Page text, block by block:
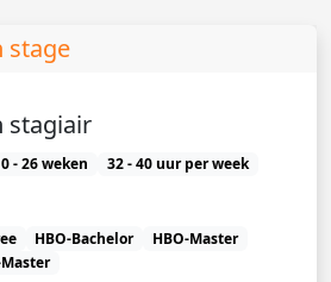
stage
stagiair
- 26 weken
32 - 40 uur per week
HBO-Bachelor
HBO-Master